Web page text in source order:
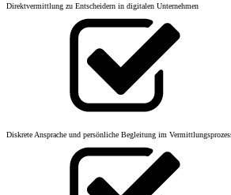
Direktvermittlung zu Entscheidern in digitalen Unternehmen
Diskrete Ansprache und persönliche Begleitung im